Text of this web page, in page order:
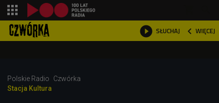
 SŁUCHAJ  WIĘCEJ

Polskie Radio
Czwórka
Stacja Kultura